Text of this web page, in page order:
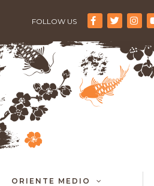
FOLLOW US
ORIENTE MEDIO